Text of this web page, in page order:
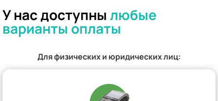
У нас доступны любые
варианты оплаты
Для физических и юридических лиц: